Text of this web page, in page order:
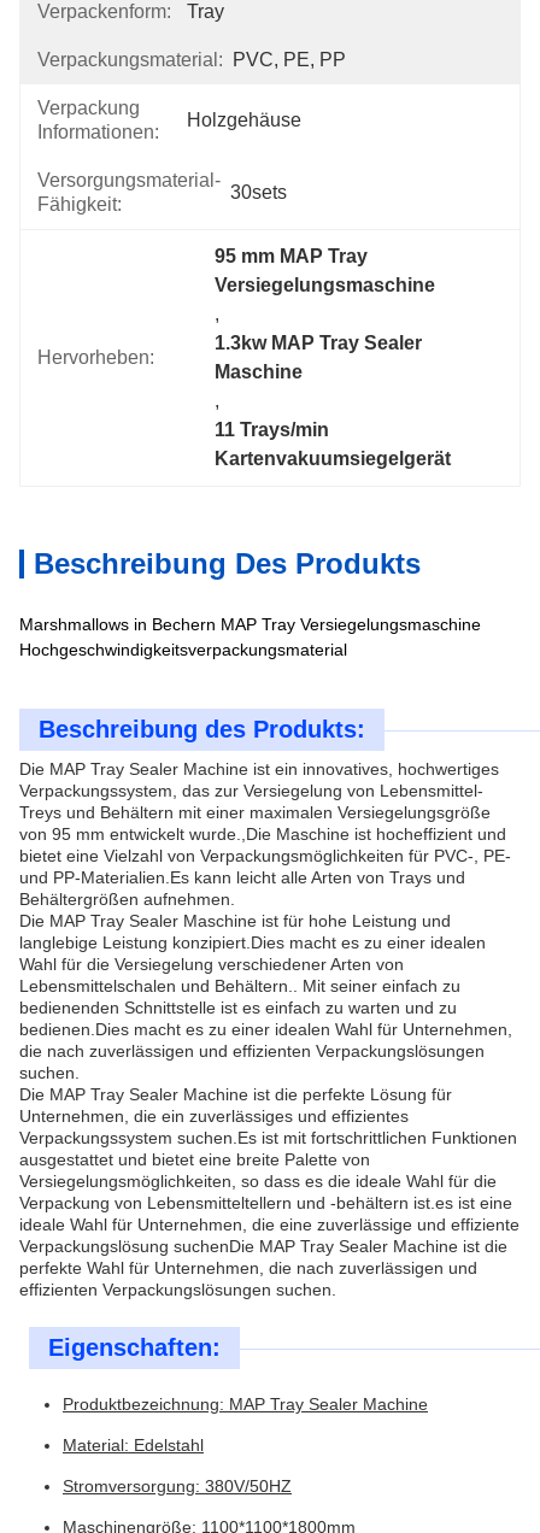
Verpackenform: Tray
Verpackungsmaterial: PVC, PE, PP
Verpackung
Informationen:
Holzgehäuse
Versorgungsmaterial-
Fähigkeit:
30sets
Hervorheben:
95 mm MAP Tray
Versiegelungsmaschine
,
1.3kw MAP Tray Sealer
Maschine
,
11 Trays/min
Kartenvakuumsiegelgerät
Beschreibung Des Produkts
Marshmallows in Bechern MAP Tray Versiegelungsmaschine
Hochgeschwindigkeitsverpackungsmaterial
Beschreibung des Produkts:
Die MAP Tray Sealer Machine ist ein innovatives, hochwertiges
Verpackungssystem, das zur Versiegelung von Lebensmittel-
Treys und Behältern mit einer maximalen Versiegelungsgröße
von 95 mm entwickelt wurde.,Die Maschine ist hocheffizient und
bietet eine Vielzahl von Verpackungsmöglichkeiten für PVC-, PE-
und PP-Materialien.Es kann leicht alle Arten von Trays und
Behältergrößen aufnehmen.
Die MAP Tray Sealer Maschine ist für hohe Leistung und
langlebige Leistung konzipiert.Dies macht es zu einer idealen
Wahl für die Versiegelung verschiedener Arten von
Lebensmittelschalen und Behältern.. Mit seiner einfach zu
bedienenden Schnittstelle ist es einfach zu warten und zu
bedienen.Dies macht es zu einer idealen Wahl für Unternehmen,
die nach zuverlässigen und effizienten Verpackungslösungen
suchen.
Die MAP Tray Sealer Machine ist die perfekte Lösung für
Unternehmen, die ein zuverlässiges und effizientes
Verpackungssystem suchen.Es ist mit fortschrittlichen Funktionen
ausgestattet und bietet eine breite Palette von
Versiegelungsmöglichkeiten, so dass es die ideale Wahl für die
Verpackung von Lebensmitteltellern und -behältern ist.es ist eine
ideale Wahl für Unternehmen, die eine zuverlässige und effiziente
Verpackungslösung suchenDie MAP Tray Sealer Machine ist die
perfekte Wahl für Unternehmen, die nach zuverlässigen und
effizienten Verpackungslösungen suchen.
Eigenschaften:
Produktbezeichnung: MAP Tray Sealer Machine
Material: Edelstahl
Stromversorgung: 380V/50HZ
Maschinengröße: 1100*1100*1800mm